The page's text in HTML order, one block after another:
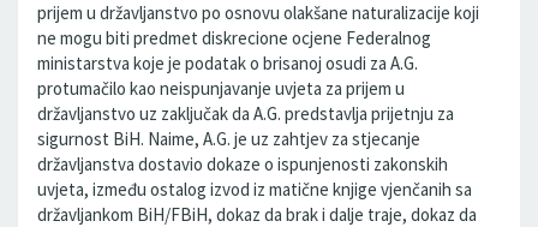
prijem u državljanstvo po osnovu olakšane naturalizacije koji
ne mogu biti predmet diskrecione ocjene Federalnog
ministarstva koje je podatak o brisanoj osudi za A.G.
protumačilo kao neispunjavanje uvjeta za prijem u
državljanstvo uz zaključak da A.G. predstavlja prijetnju za
sigurnost BiH. Naime, A.G. je uz zahtjev za stjecanje
državljanstva dostavio dokaze o ispunjenosti zakonskih
uvjeta, između ostalog izvod iz matične knjige vjenčanih sa
državljankom BiH/FBiH, dokaz da brak i dalje traje, dokaz da